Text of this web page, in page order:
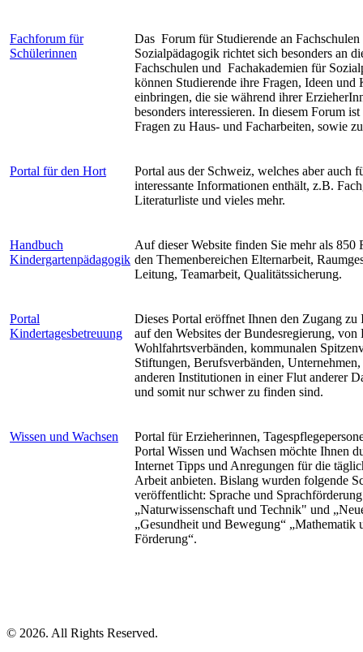
Fachforum für
Schülerinnen
Das Forum für Studierende an
Sozialpädagogik richtet sich besonders an
Fachschulen und Fachakademien für
können Studierende ihre Fragen, Ideen und
einbringen, die sie während ihrer
besonders interessieren. In diesem Forum
Fragen zu Haus- und Facharbeiten, sowie
Portal für den Hort
Portal aus der Schweiz, welches aber auch
interessante Informationen enthält, z.B.
Literaturliste und vieles mehr.
Handbuch
Kindergartenpädagogik
Auf dieser Website finden Sie mehr als 850
den Themenbereichen Elternarbeit,
Leitung, Teamarbeit, Qualitätssicherung.
Portal
Kindertagesbetreuung
Dieses Portal eröffnet Ihnen den Zugang zu
auf den Websites der Bundesregierung, von
Wohlfahrtsverbänden, kommunalen
Stiftungen, Berufsverbänden,
anderen Institutionen in einer Flut anderer
und somit nur schwer zu finden sind.
Wissen und Wachsen
Portal für Erzieherinnen,
Portal Wissen und Wachsen möchte Ihnen
Internet Tipps und Anregungen für die
Arbeit anbieten. Bislang wurden folgende
veröffentlicht: Sprache und
„Naturwissenschaft und Technik" und
„Gesundheit und Bewegung“ „Mathematik
Förderung“.
© 2026. All Rights Reserved.